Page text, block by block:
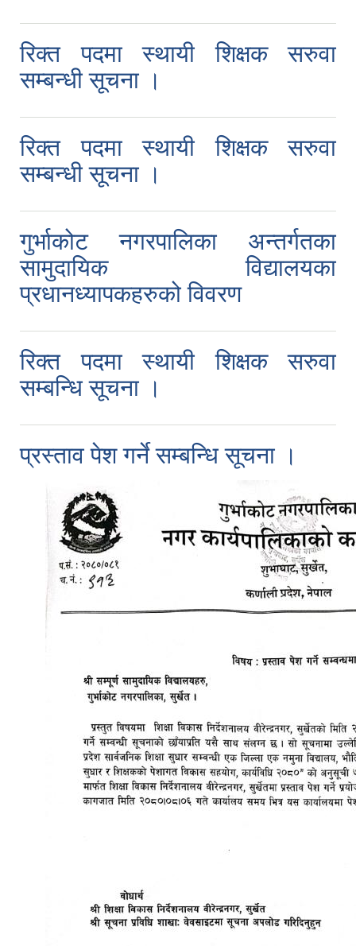
रिक्त पदमा स्थायी शिक्षक सरुवा
सम्बन्धी सूचना ।
रिक्त पदमा स्थायी शिक्षक सरुवा
सम्बन्धी सूचना ।
गुर्भाकोट नगरपालिका अन्तर्गतका
सामुदायिक विद्यालयका
प्रधानध्यापकहरुको विवरण
रिक्त पदमा स्थायी शिक्षक सरुवा
सम्बन्धि सूचना ।
प्रस्ताव पेश गर्ने सम्बन्धि सूचना ।